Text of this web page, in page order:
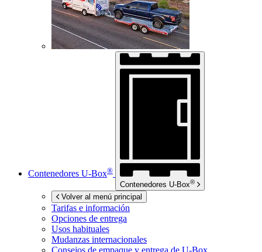
Contenedores U-Box®
Contenedores U-Box®
Volver al menú principal
Tarifas e información
Opciones de entrega
Usos habituales
Mudanzas internacionales
Consejos de empaque y entrega de U-Box